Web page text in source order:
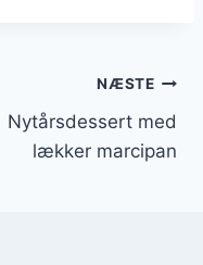
NÆSTE
Nytårsdessert med
lækker marcipan